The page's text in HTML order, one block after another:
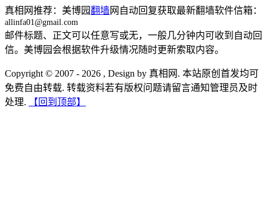
真相网推荐：美博园翻墙网自动回复获取最新翻墙软件信箱：
allinfa01@gmail.com
邮件标题、正文可以任意写或无，一般几分钟内可收到自动回
信。美博园会根据软件升级情况随时更新索取内容。
Copyright © 2007 - 2026 , Design by 真相网. 本站原创首发均可
免费自由转载. 转载资料若有版权问题请留言通知管理员及时
处理.
【回到顶部】